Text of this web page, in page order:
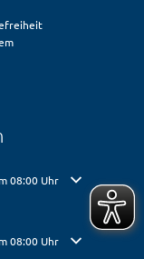
auszublenden
08:00 Uhr
auszublenden
08:00 Uhr